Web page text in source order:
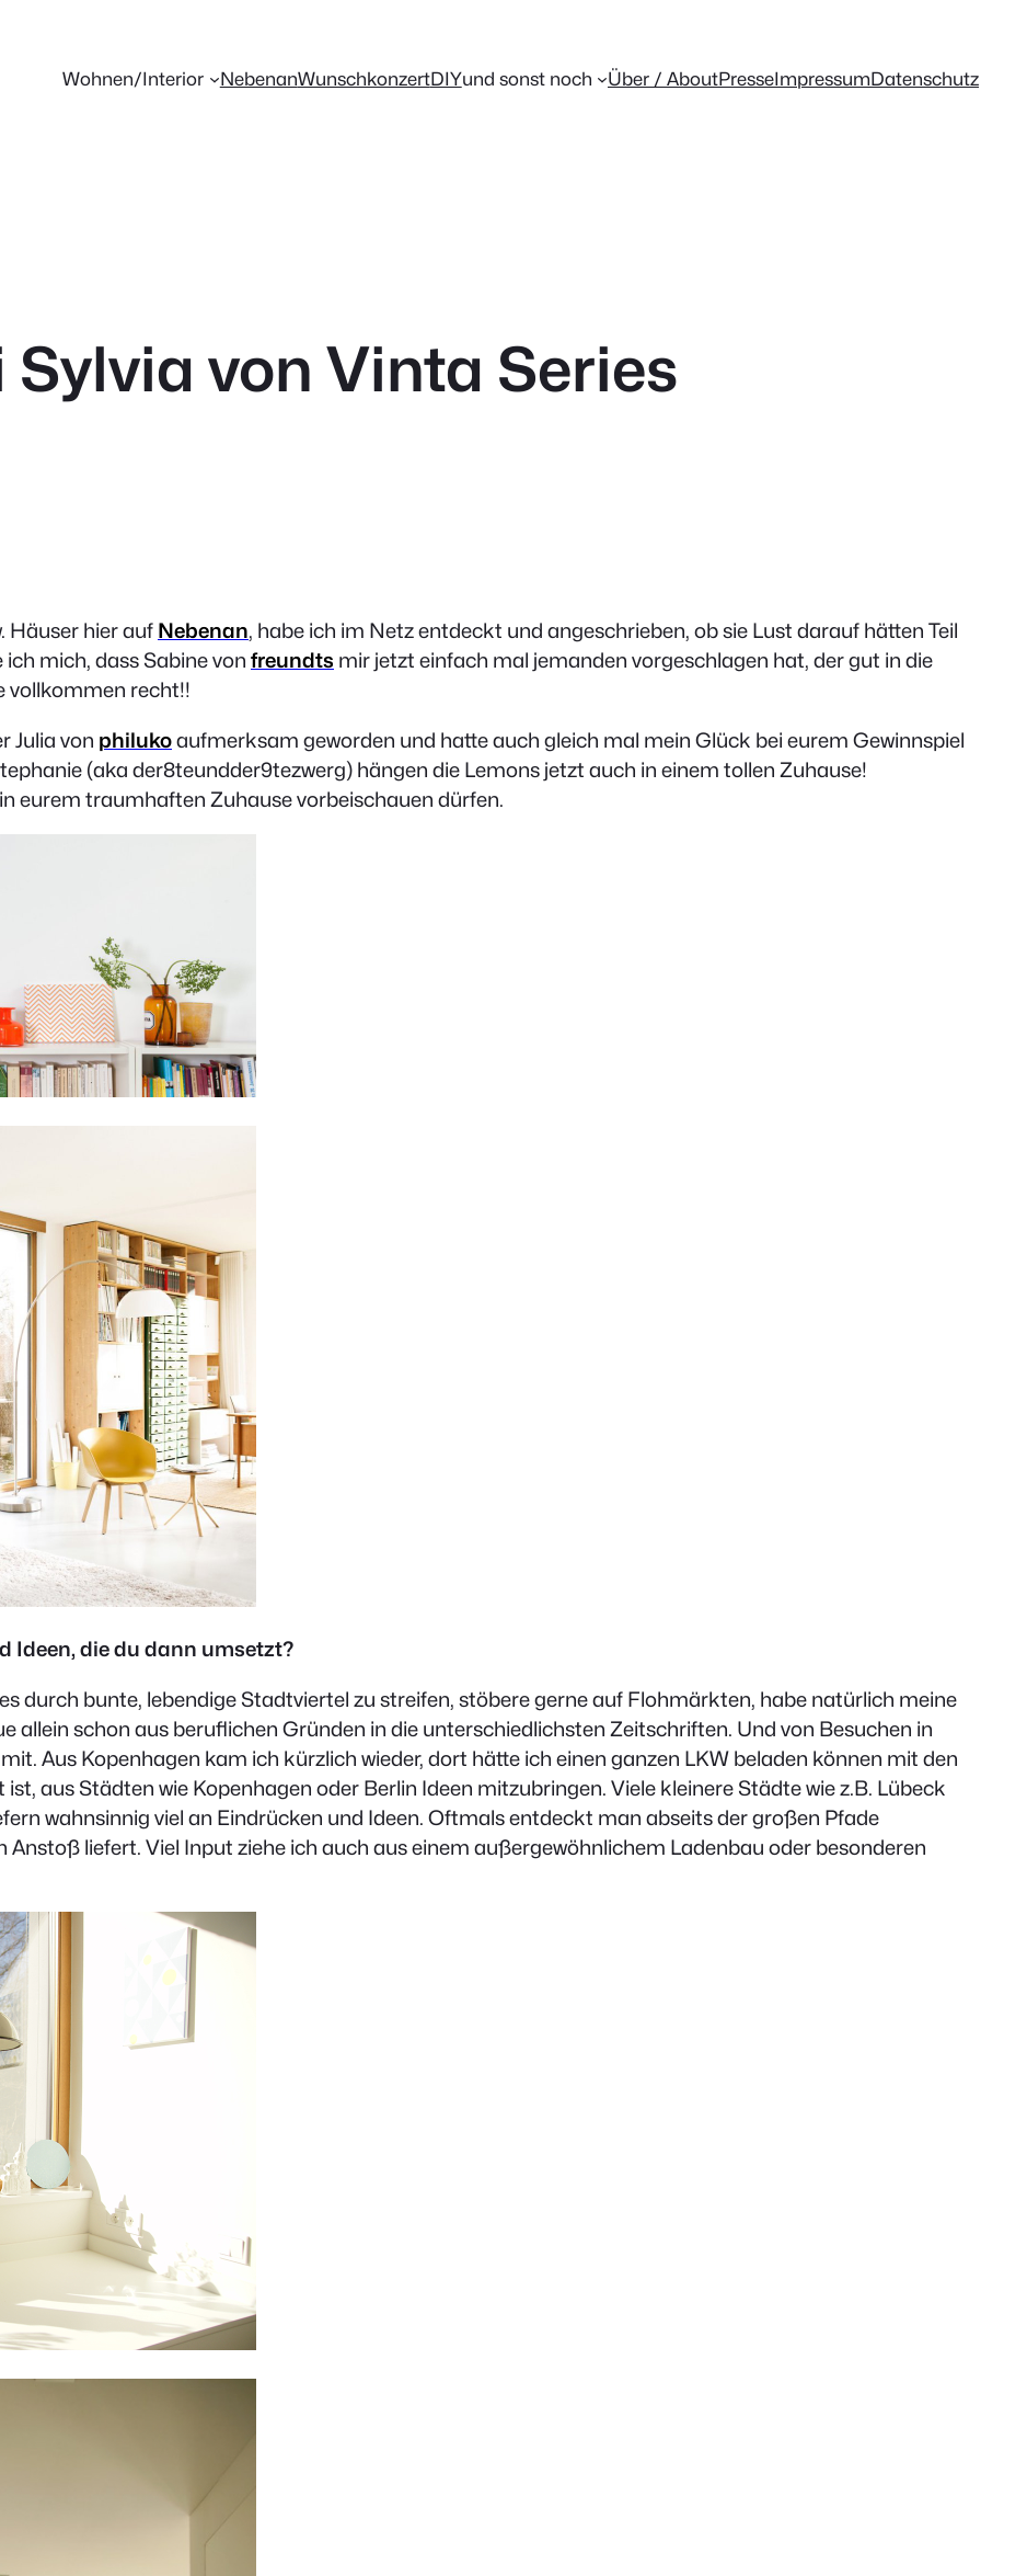
Wohnen/Interior NebenanWunschkonzertDIYund sonst noch Über / AboutPresseImpressumDatenschutz
von Vinta Series
Häuser hier auf Nebenan, habe ich im Netz entdeckt und angeschrieben, ob sie Lust darauf hätten Teil
mich, dass Sabine von freundts mir jetzt einfach mal jemanden vorgeschlagen hat, der gut in die
vollkommen recht!!
Julia von philukoaufmerksam geworden und hatte auch gleich mal mein Glück bei eurem Gewinnspiel
(aka der8teundder9tezwerg) hängen die Lemons jetzt auch in einem tollen Zuhause!
eurem traumhaften Zuhause vorbeischauen dürfen.
Ideen, die du dann umsetzt?
durch bunte, lebendige Stadtviertel zu streifen, stöbere gerne auf Flohmärkten, habe natürlich meine
allein schon aus beruflichen Gründen in die unterschiedlichsten Zeitschriften. Und von Besuchen in
Aus Kopenhagen kam ich kürzlich wieder, dort hätte ich einen ganzen LKW beladen können mit den
aus Städten wie Kopenhagen oder Berlin Ideen mitzubringen. Viele kleinere Städte wie z.B. Lübeck
wahnsinnig viel an Eindrücken und Ideen. Oftmals entdeckt man abseits der großen Pfade
Anstoß liefert. Viel Input ziehe ich auch aus einem außergewöhnlichem Ladenbau oder besonderen